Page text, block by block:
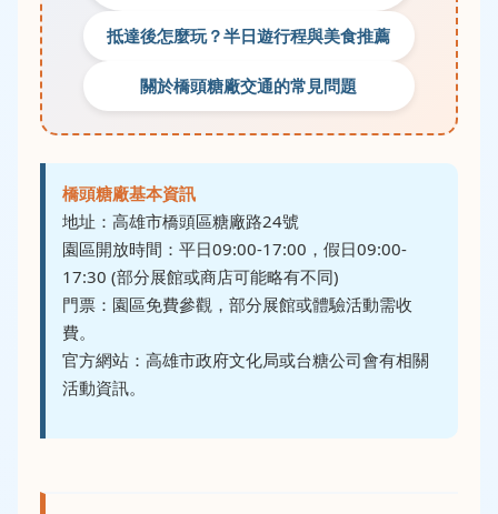
抵達後怎麼玩？半日遊行程與美食推薦
關於橋頭糖廠交通的常見問題
橋頭糖廠基本資訊
地址：高雄市橋頭區糖廠路24號
園區開放時間：平日09:00-17:00，假日09:00-
17:30 (部分展館或商店可能略有不同)
門票：園區免費參觀，部分展館或體驗活動需收
費。
官方網站： 高雄市政府文化局或台糖公司會有相關
活動資訊。